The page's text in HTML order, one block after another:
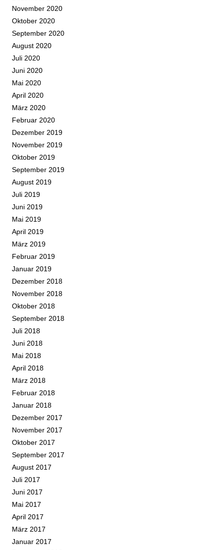
November 2020
Oktober 2020
September 2020
August 2020
Juli 2020
Juni 2020
Mai 2020
April 2020
März 2020
Februar 2020
Dezember 2019
November 2019
Oktober 2019
September 2019
August 2019
Juli 2019
Juni 2019
Mai 2019
April 2019
März 2019
Februar 2019
Januar 2019
Dezember 2018
November 2018
Oktober 2018
September 2018
Juli 2018
Juni 2018
Mai 2018
April 2018
März 2018
Februar 2018
Januar 2018
Dezember 2017
November 2017
Oktober 2017
September 2017
August 2017
Juli 2017
Juni 2017
Mai 2017
April 2017
März 2017
Januar 2017